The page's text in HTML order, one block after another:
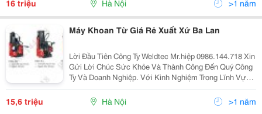
16 triệu Hà Nội >1 năm
Máy Khoan Từ Giá Rẻ Xuất Xứ Ba Lan
Lời Đầu Tiên Công Ty Weldtec Mr.hiệp 0986.144.718 Xin
Gửi Lời Chúc Sức Khỏe Và Thành Công Đến Quý Công
Ty Và Doanh Nghiệp. Với Kinh Nghiệm Trong Lĩnh Vực
Cung Cấp Thiết Bị Và Vật Liệu Hàn, Cắt Weldtec Tự Hào
Là Doanh Nghiệp Lớn Và Uy Tín Hàng Đầu Việ
15,6 triệu Hà Nội >1 năm